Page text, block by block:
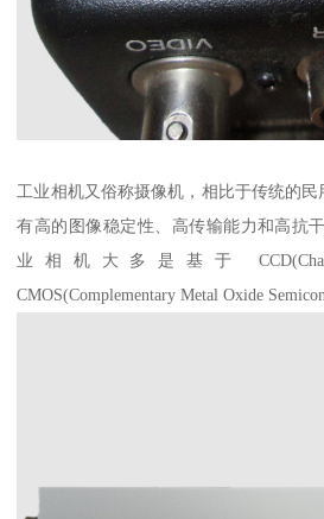
工业相机又俗称摄像机，相比于传统的
有高的图像稳定性、高传输能力和高抗
业相机大多是基于
CMOS(Complementary Metal Oxide